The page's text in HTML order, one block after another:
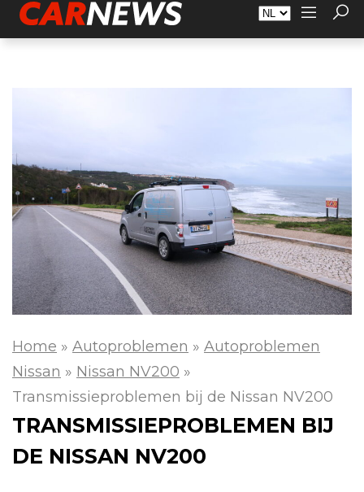
Adverteren Over Carnews.nl Contact
Home » Autoproblemen » Autoproblemen
Nissan » Nissan NV200 »
Transmissieproblemen bij de Nissan NV200
TRANSMISSIEPROBLEMEN BIJ
DE NISSAN NV200